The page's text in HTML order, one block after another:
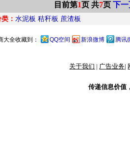
目前第1页 共7页 下一
： 水泥板 秸秆板 蔗渣板
大全收藏到： QQ空间 新浪微博 腾讯
关于我们 | 广告业务|
传递信息价值